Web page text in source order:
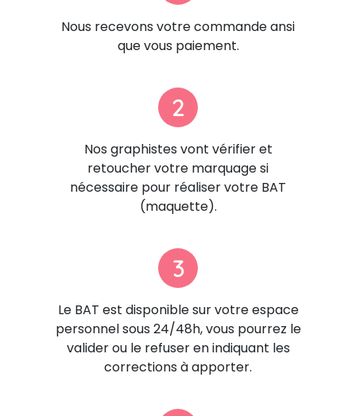
Nous recevons votre commande ansi
que vous paiement.
2
Nos graphistes vont vérifier et
retoucher votre marquage si
nécessaire pour réaliser votre BAT
(maquette).
3
Le BAT est disponible sur votre espace
personnel sous 24/48h, vous pourrez le
valider ou le refuser en indiquant les
corrections à apporter.